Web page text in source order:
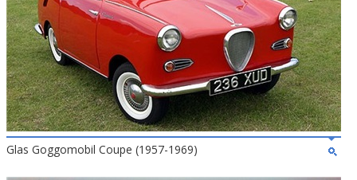
Glas Goggomobil Coupe (1957-1969)